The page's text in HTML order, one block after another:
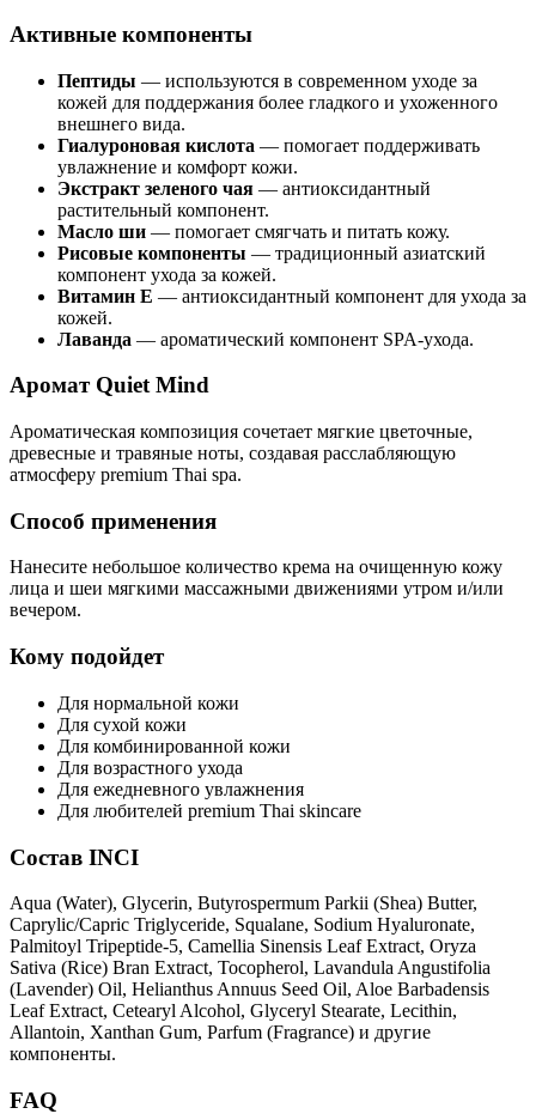
Активные компоненты
Пептиды — используются в современном уходе за
кожей для поддержания более гладкого и ухоженного
внешнего вида.
Гиалуроновая кислота — помогает поддерживать
увлажнение и комфорт кожи.
Экстракт зеленого чая — антиоксидантный
растительный компонент.
Масло ши — помогает смягчать и питать кожу.
Рисовые компоненты — традиционный азиатский
компонент ухода за кожей.
Витамин E — антиоксидантный компонент для ухода за
кожей.
Лаванда — ароматический компонент SPA-ухода.
Аромат Quiet Mind
Ароматическая композиция сочетает мягкие цветочные,
древесные и травяные ноты, создавая расслабляющую
атмосферу premium Thai spa.
Способ применения
Нанесите небольшое количество крема на очищенную кожу
лица и шеи мягкими массажными движениями утром и/или
вечером.
Кому подойдет
Для нормальной кожи
Для сухой кожи
Для комбинированной кожи
Для возрастного ухода
Для ежедневного увлажнения
Для любителей premium Thai skincare
Состав INCI
Aqua (Water), Glycerin, Butyrospermum Parkii (Shea) Butter,
Caprylic/Capric Triglyceride, Squalane, Sodium Hyaluronate,
Palmitoyl Tripeptide-5, Camellia Sinensis Leaf Extract, Oryza
Sativa (Rice) Bran Extract, Tocopherol, Lavandula Angustifolia
(Lavender) Oil, Helianthus Annuus Seed Oil, Aloe Barbadensis
Leaf Extract, Cetearyl Alcohol, Glyceryl Stearate, Lecithin,
Allantoin, Xanthan Gum, Parfum (Fragrance) и другие
компоненты.
FAQ